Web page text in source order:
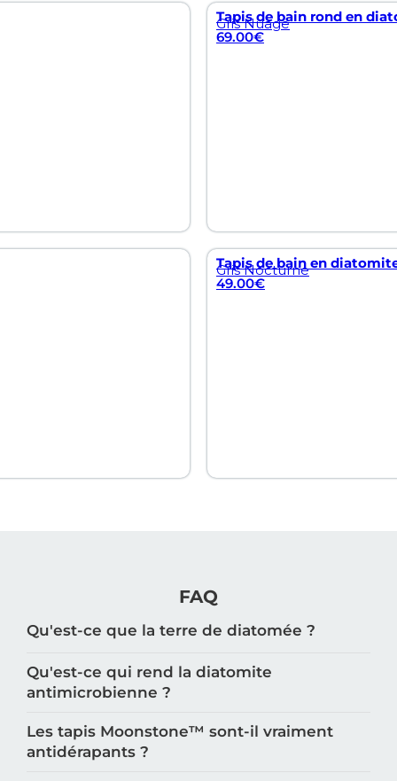
Tapis de bain rond en
Gris Nuage
69.00€
Tapis de bain en
Gris Nocturne
49.00€
FAQ
Qu'est-ce que la terre de diatomée ?
Qu'est-ce qui rend la diatomite
antimicrobienne ?
Les tapis Moonstone™️ sont-il vraiment
antidérapants ?